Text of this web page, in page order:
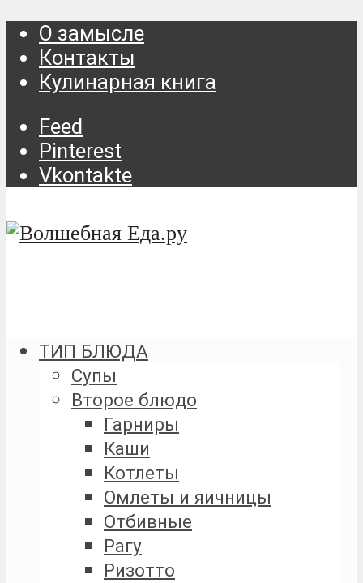
О замысле
Контакты
Кулинарная книга
Feed
Pinterest
Vkontakte
ТИП БЛЮДА
Супы
Второе блюдо
Гарниры
Каши
Котлеты
Омлеты и яичницы
Отбивные
Рагу
Ризотто